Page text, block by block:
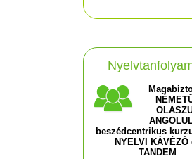
beszédcentrikus
NYELVI KÁVÉZÓ
TANDEM